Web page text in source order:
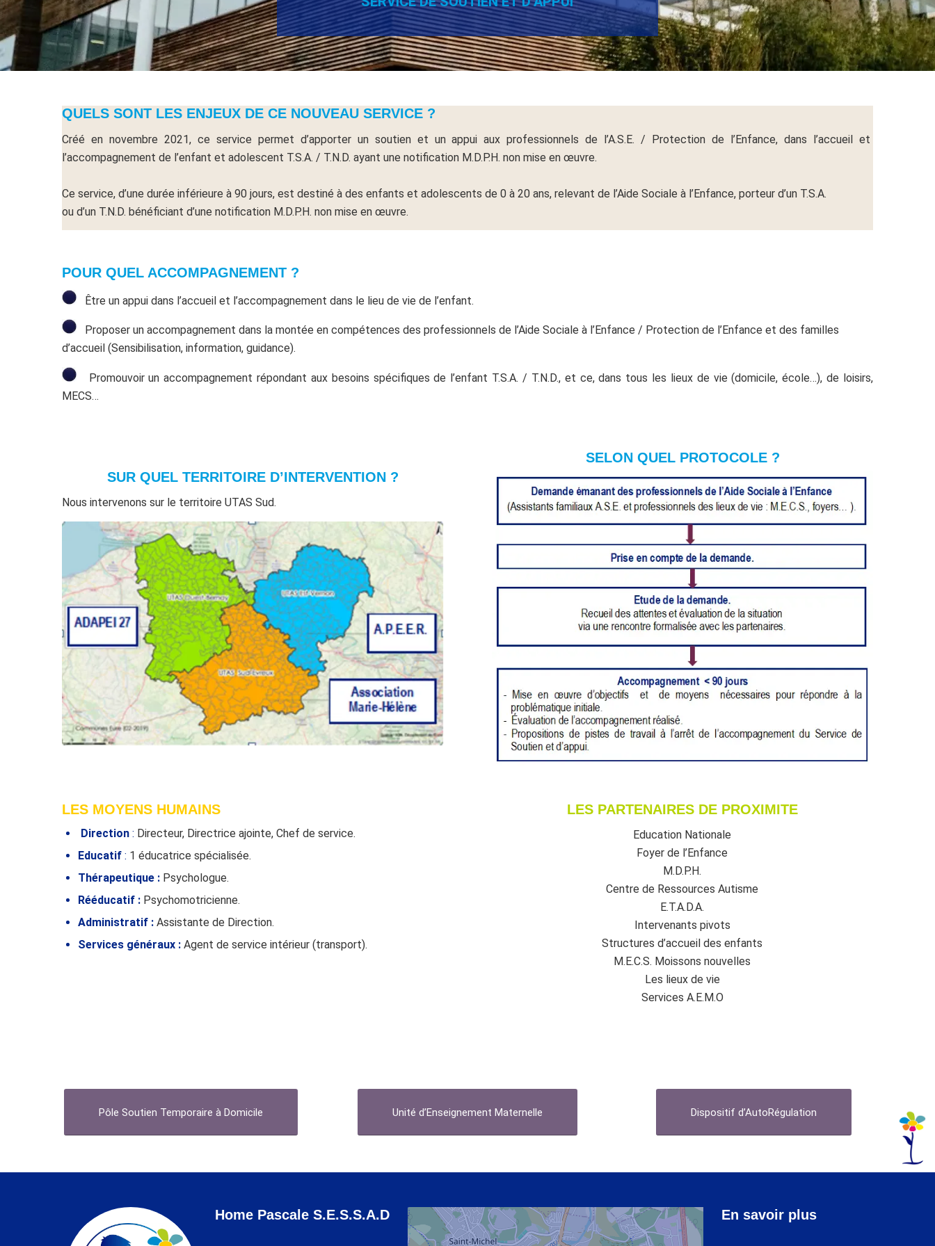
QUELS SONT LES ENJEUX DE CE NOUVEAU SERVICE ?
Créé en novembre 2021, ce service permet d’apporter un soutien et un appui aux professionnels de l’A.S.E. / Protection de l’Enfance, dans l’accueil et
l’accompagnement de l’enfant et adolescent T.S.A. / T.N.D. ayant une notification M.D.P.H. non mise en œuvre.
Ce service, d’une durée inférieure à 90 jours, est destiné à des enfants et adolescents de 0 à 20 ans, relevant de l’Aide Sociale à l’Enfance, porteur d’un T.S.A.
ou d’un T.N.D. bénéficiant d’une notification M.D.P.H. non mise en œuvre.
POUR QUEL ACCOMPAGNEMENT ?
Être un appui dans l’accueil et l’accompagnement dans le lieu de vie de l’enfant.
Proposer un accompagnement dans la montée en compétences des professionnels de l’Aide Sociale à l’Enfance / Protection de l’Enfance et des familles
d’accueil (Sensibilisation, information, guidance).
Promouvoir un accompagnement répondant aux besoins spécifiques de l’enfant T.S.A. / T.N.D., et ce, dans tous les lieux de vie (domicile, école…), de loisirs,
MECS…
SUR QUEL TERRITOIRE D’INTERVENTION ?
Nous intervenons sur le territoire UTAS Sud.
SELON QUEL PROTOCOLE ?
LES MOYENS HUMAINS
Direction : Directeur, Directrice ajointe, Chef de service.
Educatif : 1 éducatrice spécialisée.
Thérapeutique : Psychologue.
Rééducatif : Psychomotricienne.
Administratif : Assistante de Direction.
Services généraux : Agent de service intérieur (transport).
LES PARTENAIRES DE PROXIMITE
Education Nationale
Foyer de l’Enfance
M.D.P.H.
Centre de Ressources Autisme
E.T.A.D.A.
Intervenants pivots
Structures d’accueil des enfants
M.E.C.S. Moissons nouvelles
Les lieux de vie
Services A.E.M.O
Pôle Soutien Temporaire à Domicile Unité d’Enseignement Maternelle Dispositif d’AutoRégulation
Home Pascale S.E.S.S.A.D En savoir plus